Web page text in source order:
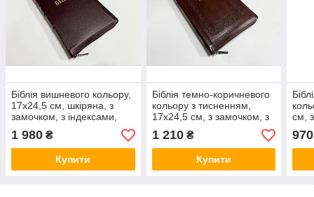
Біблія вишневого кольору,
17х24,5 см, шкіряна, з
замочком, з індексами,
золотий зріз
1 980 ₴
Купити
Біблія темно-коричневого
кольору з тисненням,
17х24,5 см, з замочком, з
індексами, золотий зріз
1 210₴
Купити
см,
970